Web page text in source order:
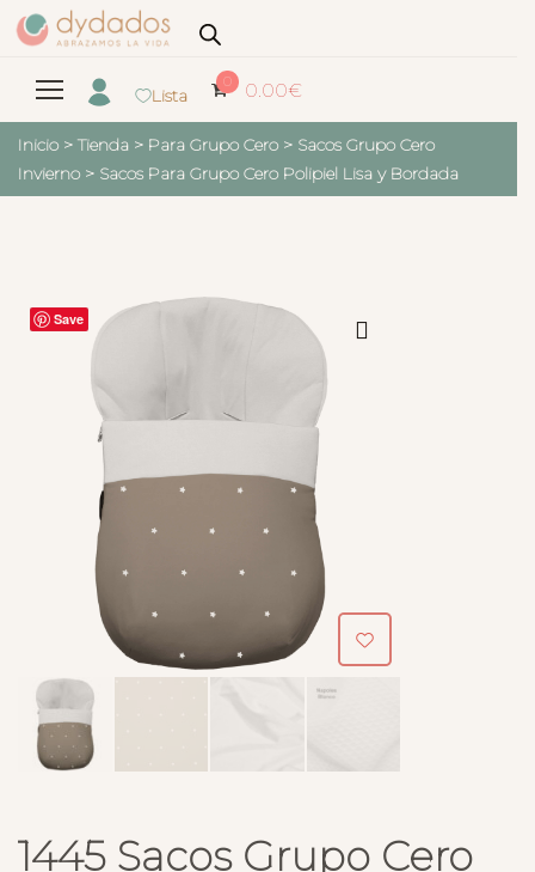
Lista
0 0.00€
Inicio > Tienda > Para Grupo Cero > Sacos Grupo Cero
Invierno > Sacos Para Grupo Cero Polipiel Lisa y Bordada
Save
1445 Sacos Grupo Cero